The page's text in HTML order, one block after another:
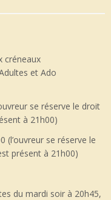
créneaux
et Ado
se réserve le droit
à 21h00)
se réserve le
présent à 21h00)
du mardi soir à 20h45,